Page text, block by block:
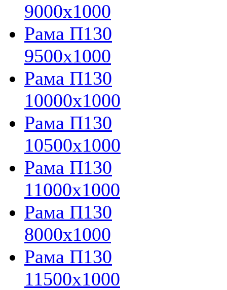
9000х1000
Рама П130
9500х1000
Рама П130
10000х1000
Рама П130
10500х1000
Рама П130
11000х1000
Рама П130
8000х1000
Рама П130
11500х1000